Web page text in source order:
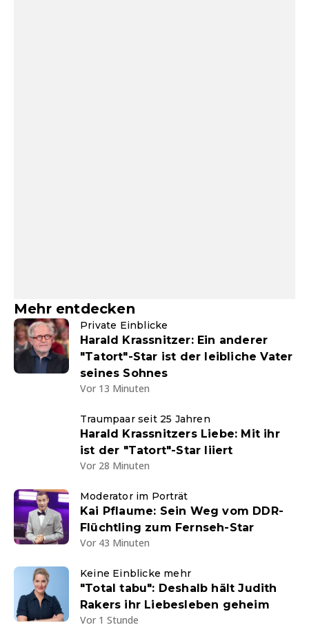
Mehr entdecken
Private Einblicke
Harald Krassnitzer: Ein anderer
"Tatort"-Star ist der leibliche Vater
seines Sohnes
Vor 13 Minuten
Traumpaar seit 25 Jahren
Harald Krassnitzers Liebe: Mit ihr
ist der "Tatort"-Star liiert
Vor 28 Minuten
Moderator im Porträt
Kai Pflaume: Sein Weg vom DDR-
Flüchtling zum Fernseh-Star
Vor 43 Minuten
Keine Einblicke mehr
"Total tabu": Deshalb hält Judith
Rakers ihr Liebesleben geheim
Vor 1 Stunde